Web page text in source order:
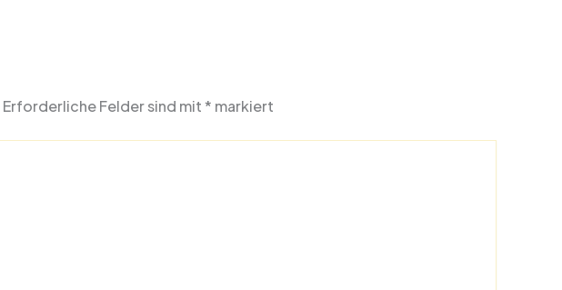
Erforderliche Felder sind mit* markiert